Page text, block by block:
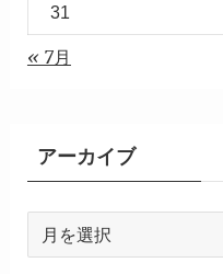
31
« 7月
アーカイブ
ー